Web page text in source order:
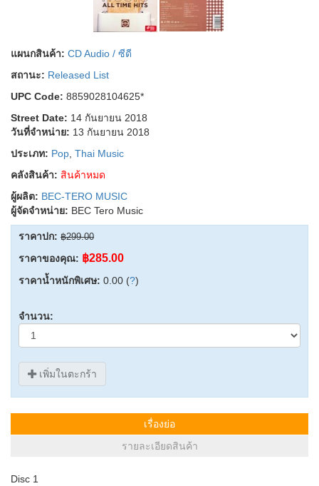
แผนกสินค้า: CD Audio / ซีดี
สถานะ: Released List
UPC Code: 8859028104625*
Street Date: 14 กันยายน 2018
วันที่จำหน่าย: 13 กันยายน 2018
ประเภท: Pop Thai Music
คลังสินค้า: สินค้าหมด
ผู้ผลิต: BEC-TERO MUSIC
ผู้จัดจำหน่าย: BEC Tero Music
ราคาปก: ฿299.00
ราคาของคุณ: ฿285.00
ราคาน้ำหนักพิเศษ: 0.00 (?)
จำนวน:
เพิ่มในตะกร้า
เรื่องย่อ
รายละเอียดสินค้า
Disc 1